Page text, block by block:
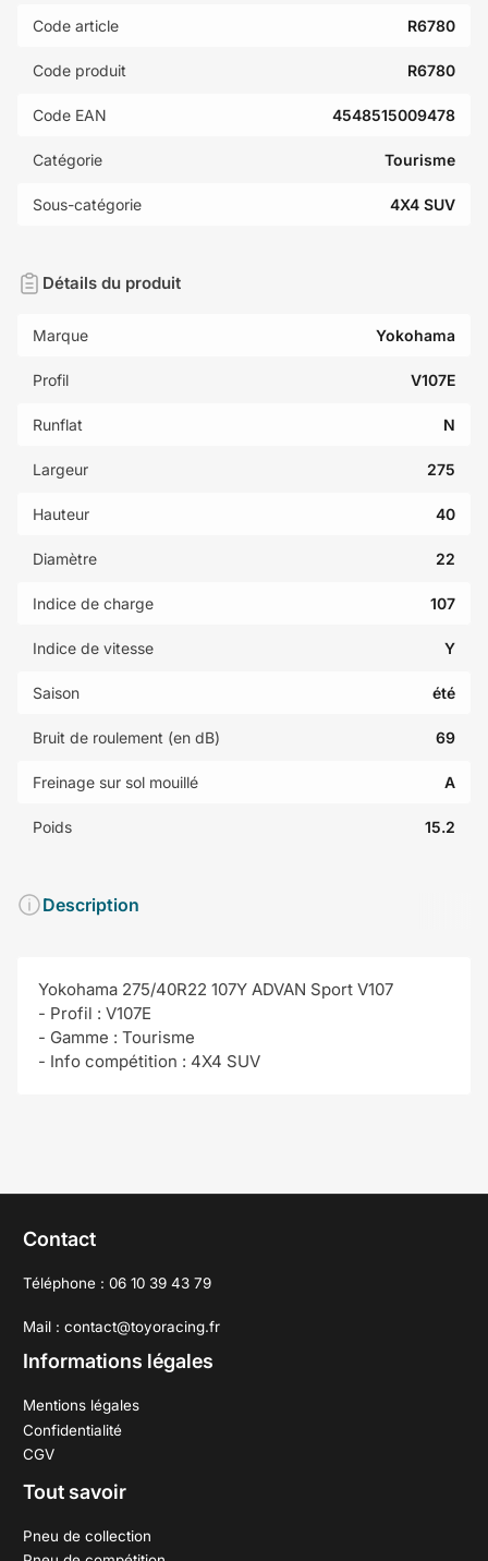
Code article R6780
Code produit R6780
Code EAN 4548515009478
Catégorie Tourisme
Sous-catégorie 4X4 SUV
Détails du produit
Marque Yokohama
Profil V107E
Runflat N
Largeur 275
Hauteur 40
Diamètre 22
Indice de charge 107
Indice de vitesse Y
Saison été
Bruit de roulement (en dB) 69
Freinage sur sol mouillé A
Poids 15.2
Description
Yokohama 275/40R22 107Y ADVAN Sport V107
- Profil : V107E
- Gamme : Tourisme
- Info compétition : 4X4 SUV
Contact
Téléphone : 06 10 39 43 79
Mail : contact@toyoracing.fr
Informations légales
Mentions légales
Confidentialité
CGV
Tout savoir
Pneu de collection